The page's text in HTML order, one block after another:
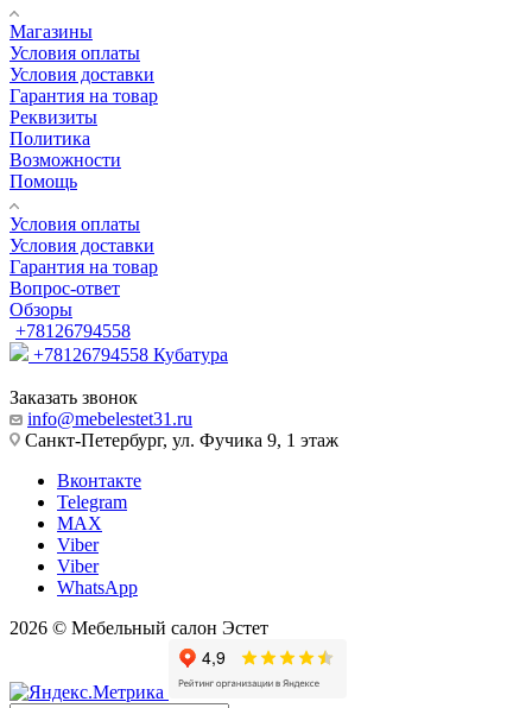
Магазины
Условия оплаты
Условия доставки
Гарантия на товар
Реквизиты
Политика
Возможности
Помощь
Условия оплаты
Условия доставки
Гарантия на товар
Вопрос-ответ
Обзоры
+78126794558
+78126794558 Кубатура
Заказать звонок
info@mebelestet31.ru
Санкт-Петербург, ул. Фучика 9, 1 этаж
Вконтакте
Telegram
MAX
Viber
Viber
WhatsApp
2026 © Мебельный салон Эстет